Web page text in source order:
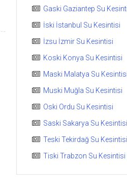
Gaski Gaziantep Su
İski İstanbul Su Kesintisi
İzsu İzmir Su Kesintisi
Koski Konya Su Kesintisi
Maski Malatya Su Kesintisi
Muski Muğla Su Kesintisi
Oski Ordu Su Kesintisi
Saski Sakarya Su Kesintisi
Teski Tekirdağ Su Kesintisi
Tiski Trabzon Su Kesintisi